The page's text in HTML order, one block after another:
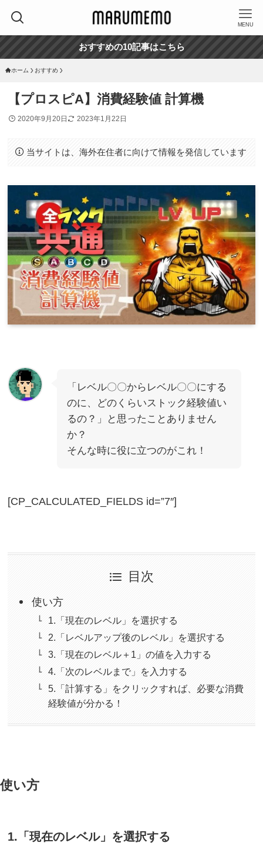
MENU
おすすめの10記事はこちら
ホーム おすすめ
【プロスピA】消費経験値 計算機
2020年9月20日 2023年1月22日
当サイトは、海外在住者に向けて情報を発信しています
「レベル〇〇からレベル〇〇にする
のに、どのくらいストック経験値い
るの？」と思ったことありません
か？
そんな時に役に立つのがこれ！
[CP_CALCULATED_FIELDS id=”7″]
目次
使い方
1.「現在のレベル」を選択する
2.「レベルアップ後のレベル」を選択する
3.「現在のレベル＋1」の値を入力する
4.「次のレベルまで」を入力する
5.「計算する」をクリックすれば、必要な消費
経験値が分かる！
使い方
1.「現在のレベル」を選択する